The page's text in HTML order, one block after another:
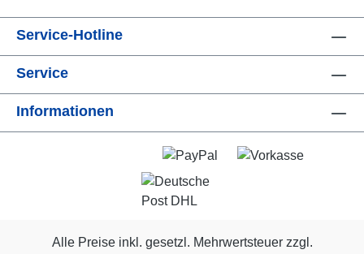
Service-Hotline
Service
Informationen
Alle Preise inkl. gesetzl. Mehrwertsteuer zzgl.